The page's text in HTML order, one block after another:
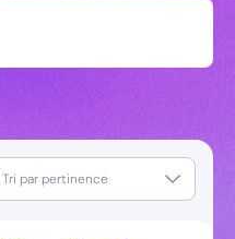
Tri par pertinence